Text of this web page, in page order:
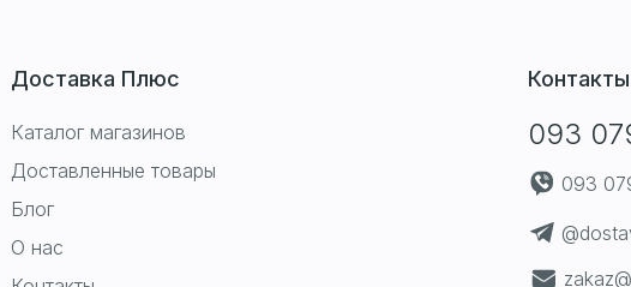
Доставка Плюс
Каталог магазинов
Доставленные товары
Блог
О нас
Контакты
093
093